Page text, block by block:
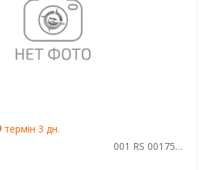
термін 3 дн.
001 RS 00175 0V0